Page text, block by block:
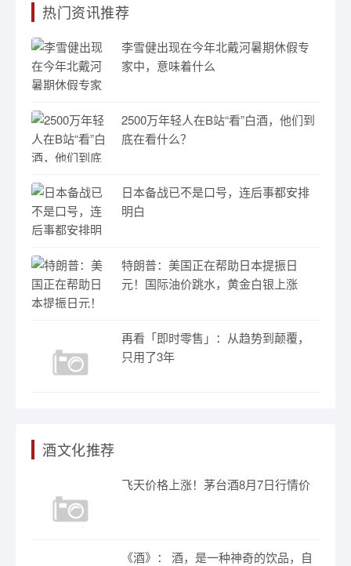
热门资讯推荐
李雪健出现在今年北戴河暑期休假专
家中，意味着什么
2500万年轻人在B站“看”白酒，他们到
底在看什么？
日本备战已不是口号，连后事都安排
明白
特朗普：美国正在帮助日本提振日
元！国际油价跳水，黄金白银上涨
再看「即时零售」：从趋势到颠覆，
只用了3年
酒文化推荐
飞天价格上涨！茅台酒8月7日行情价
《酒》： 酒，是一种神奇的饮品，自